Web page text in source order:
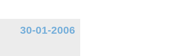
30-01-2006